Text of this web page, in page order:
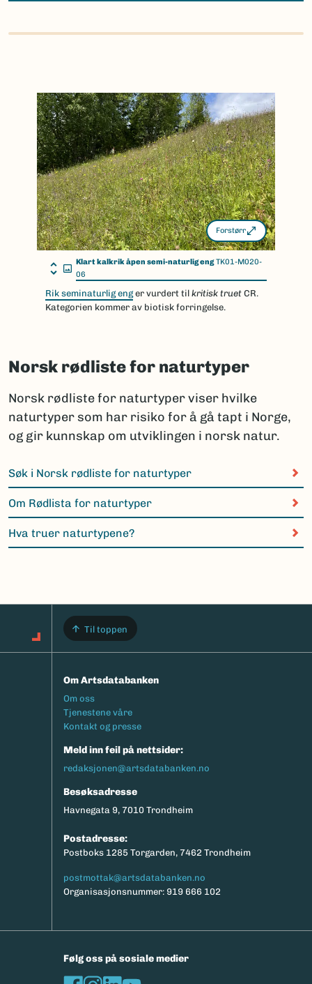
Forstørr
Klart kalkrik åpen semi-naturlig engTK01-M020-
06
Rik seminaturlig enger vurdert til kritisk truet CR.
Kategorien kommer av biotisk forringelse.
Norsk rødliste for naturtyper
Norsk rødliste for naturtyper viser hvilke
naturtyper som har risiko for å gå tapt i Norge,
og gir kunnskap om utviklingen i norsk natur.
Søk i Norsk rødliste for naturtyper
Om Rødlista for naturtyper
Hva truer naturtypene?
Til toppen
Om Artsdatabanken
Footermeny
Om oss
Tjenestene våre
Kontakt og presse
Meld inn feil på nettsider:
redaksjonen@artsdatabanken.no
Besøksadresse
Havnegata 9, 7010 Trondheim
Postadresse:
Postboks 1285 Torgarden, 7462 Trondheim
postmottak@artsdatabanken.no
Organisasjonsnummer: 919 666 102
Følg oss på sosiale medier